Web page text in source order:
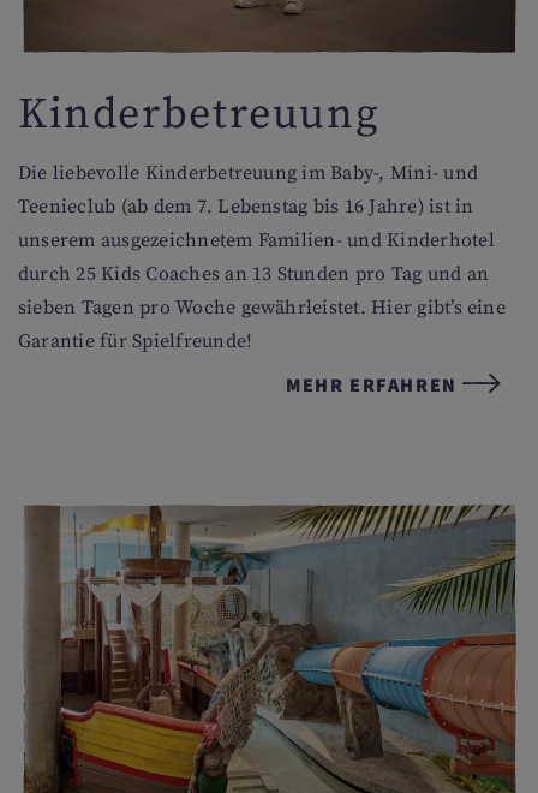
Kinderbetreuung
Die liebevolle Kinderbetreuung im Baby-, Mini- und
Teenieclub (ab dem 7. Lebenstag bis 16 Jahre) ist in
unserem ausgezeichnetem Familien- und Kinderhotel
durch 25 Kids Coaches an 13 Stunden pro Tag und an
sieben Tagen pro Woche gewährleistet. Hier gibt’s eine
Garantie für Spielfreunde!
MEHR ERFAHREN